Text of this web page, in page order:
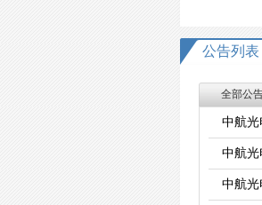
公告列表
全部公
中航
中航
中航